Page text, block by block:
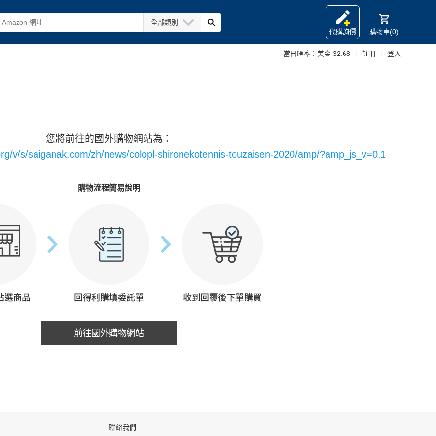
全部類別
代購詢價
購物車(0)
當日匯率： 美金 32.68 註冊 登入
您將前往的國外購物網站為：
v/s/saiganak.com/zh/news/colopl-shironekotennis-touzaisen-2020/amp/?amp_js_v=0.1
購物流程簡易說明
前往國外購物網站
聯絡我們